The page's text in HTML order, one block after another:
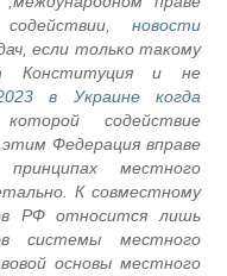
новости
если только такому
Конституция и не
в Украине когда
содействие
Федерация вправе
местного
К совместному
РФ относится лишь
системы местного
основы местного